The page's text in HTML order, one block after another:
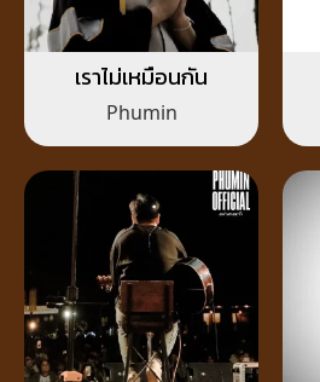
เราไม่เหมือนกัน
Phumin